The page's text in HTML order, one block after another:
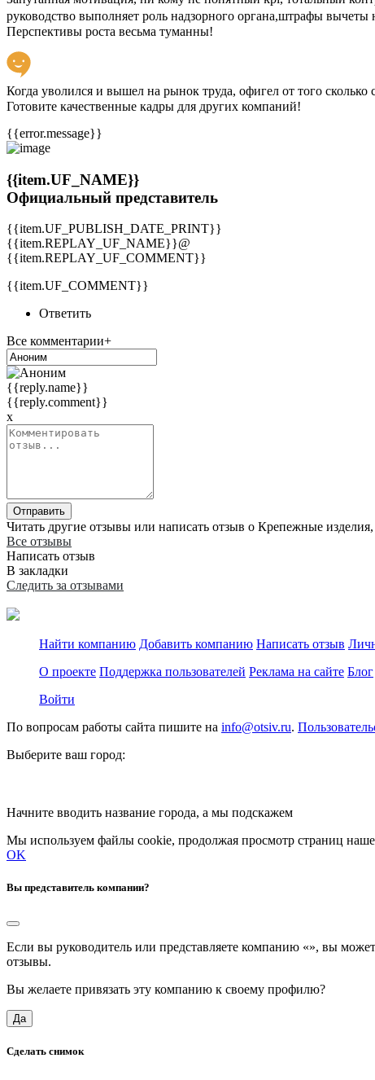
руководство выполняет роль надзорного органа,штрафы
Перспективы роста весьма туманны!
Когда уволился и вышел на рынок труда, офигел от того
Готовите качественные кадры для других компаний!
{{error.message}}
{{item.UF_NAME}}
Официальный представитель
{{item.UF_PUBLISH_DATE_PRINT}}
{{item.REPLAY_UF_NAME}}@
{{item.REPLAY_UF_COMMENT}}
{{item.UF_COMMENT}}
Ответить
Все комментарии+
{{reply.name}}
{{reply.comment}}
x
Отправить
Читать другие отзывы или написать отзыв о Крепежные
Все отзывы
Написать отзыв
В закладки
Следить за отзывами
Найти компанию Добавить компанию Написать отзыв
О проекте Поддержка пользователей Реклама на сайте Блог
Войти
По вопросам работы сайта пишите на info@otsiv.ru.
Выберите ваш город:
Начните вводить название города, а мы подскажем
Мы используем файлы cookie, продолжая просмотр страниц
OK
Вы представитель компании?
Если вы руководитель или представляете компанию «», вы
отзывы.
Вы желаете привязать эту компанию к своему профилю?
Да
Сделать снимок